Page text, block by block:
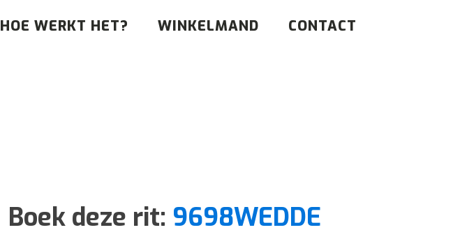
HOE WERKT HET? WINKELMAND CONTACT
Boek deze rit: 9698WEDDE